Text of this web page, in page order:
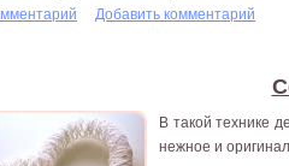
Добавить комментарий
В такой технике
нежное и